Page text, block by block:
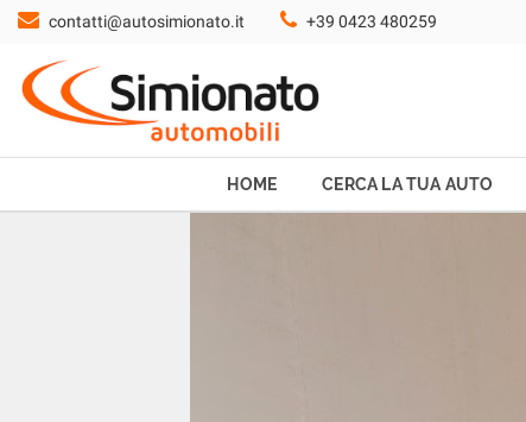
HOME
CERCA LA TUA AUTO
contatti@autosimionato.it +39 0423 480259
HOME CERCA LA TUA AUTO